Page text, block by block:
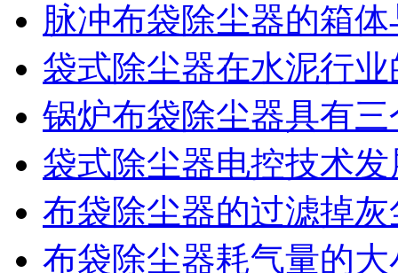
脉冲布袋除尘器的箱
袋式除尘器在水泥行
锅炉布袋除尘器具有
袋式除尘器电控技术
布袋除尘器的过滤掉
布袋除尘器耗气量的大